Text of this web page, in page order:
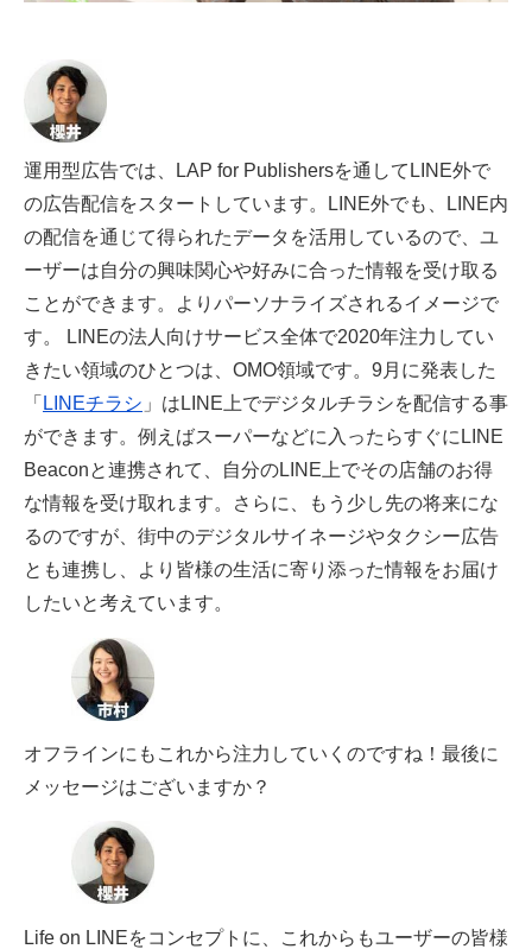
運用型広告では、LAP for Publishersを通してLINE外で
の広告配信をスタートしています。LINE外でも、LINE内
の配信を通じて得られたデータを活用しているので、ユ
ーザーは自分の興味関心や好みに合った情報を受け取る
ことができます。よりパーソナライズされるイメージで
す。 LINEの法人向けサービス全体で2020年注力してい
きたい領域のひとつは、OMO領域です。9月に発表した
「 LINEチラシ 」はLINE上でデジタルチラシを配信する事
ができます。例えばスーパーなどに入ったらすぐにLINE
Beaconと連携されて、自分のLINE上でその店舗のお得
な情報を受け取れます。さらに、もう少し先の将来にな
るのですが、街中のデジタルサイネージやタクシー広告
とも連携し、より皆様の生活に寄り添った情報をお届け
したいと考えています。
オフラインにもこれから注力していくのですね！最後に
メッセージはございますか？
Life on LINEをコンセプトに、これからもユーザーの皆様